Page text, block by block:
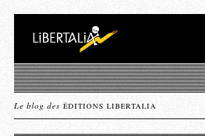
Le blog des ÉDITIONS LIBERTALIA